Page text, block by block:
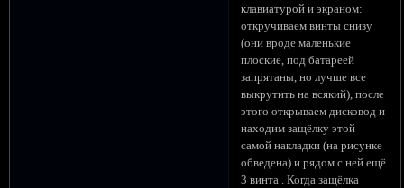
клавиатурой и экраном:
откручиваем винты снизу
(они вроде маленькие
плоские, под батареей
запрятаны, но лучше все
выкрутить на всякий), после
этого открываем дисковод и
находим защёлку этой
самой накладки (на рисунке
обведена) и рядом с ней ещё
3 винта . Когда защёлка